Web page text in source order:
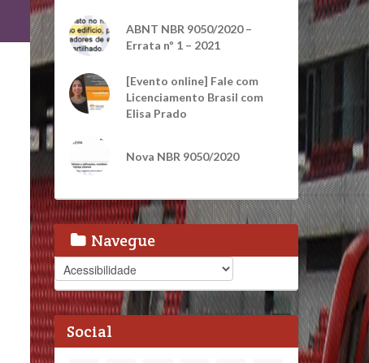
ABNT NBR 9050/2020 –
Errata nº 1 – 2021
[Evento online] Fale com
Licenciamento Brasil com
Elisa Prado
Nova NBR 9050/2020
Navegue
Navegue
Social